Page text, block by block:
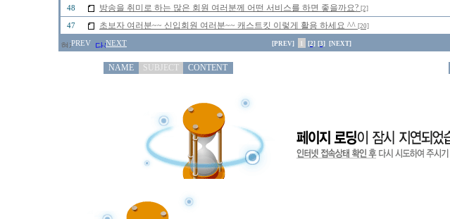
48 방송을 취미로 하는 많은 회원 여러분께 어떤 서비스를 하면 좋을까요? [2]
47 초보자 여러분~~ 신입회원 여러분~~ 캐스트킷 이렇게 활용 하세요 ^^ [20]
PREV NEXT [PREV] [2] [3] [NEXT]